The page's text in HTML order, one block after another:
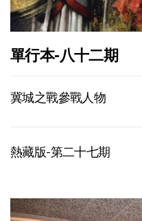
單行本-八十二期
冀城之戰參戰人物
熱藏版-第二十七期